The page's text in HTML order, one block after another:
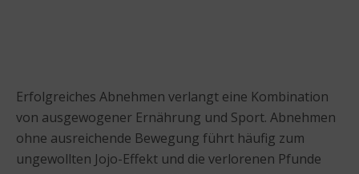
Erfolgreiches Abnehmen verlangt eine Kombination
von ausgewogener Ernährung und Sport. Abnehmen
ohne ausreichende Bewegung führt häufig zum
ungewollten Jojo-Effekt und die verlorenen Pfunde